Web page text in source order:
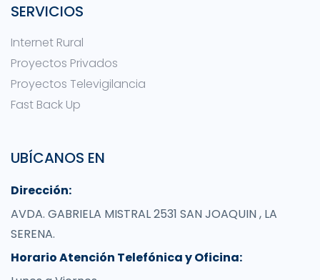
SERVICIOS
Internet Rural
Proyectos Privados
Proyectos Televigilancia
Fast Back Up
UBÍCANOS EN
Dirección:
AVDA. GABRIELA MISTRAL 2531 SAN JOAQUIN , LA
SERENA.
Horario Atención Telefónica y Oficina: